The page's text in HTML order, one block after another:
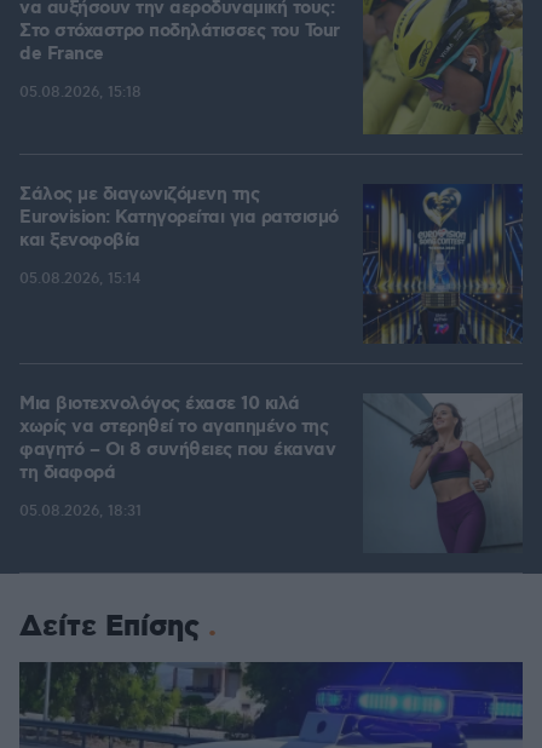
να αυξήσουν την αεροδυναμική τους:
Στο στόχαστρο ποδηλάτισσες του Tour
de France
05.08.2026, 15:18
Σάλος με διαγωνιζόμενη της
Eurovision: Κατηγορείται για ρατσισμό
και ξενοφοβία
05.08.2026, 15:14
Μια βιοτεχνολόγος έχασε 10 κιλά
χωρίς να στερηθεί το αγαπημένο της
φαγητό – Οι 8 συνήθειες που έκαναν
τη διαφορά
05.08.2026, 18:31
Δείτε Επίσης